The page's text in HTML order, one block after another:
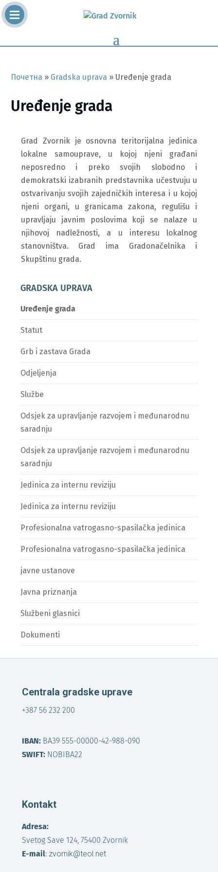
Почетна » Gradska uprava » Uređenje grada
Uređenje grada
Grad Zvornik je osnovna teritorijalna jedinica
lokalne samouprave, u kojoj njeni građani
neposredno i preko svojih slobodno i
demokratski izabranih predstavnika učestvuju u
ostvarivanju svojih zajedničkih interesa i u kojoj
njeni organi, u granicama zakona, regulišu i
upravljaju javnim poslovima koji se nalaze u
njihovoj nadležnosti, a u interesu lokalnog
stanovništva. Grad ima Gradonačelnika i
Skupštinu grada.
GRADSKA UPRAVA
Uređenje grada
Statut
Grb i zastava Grada
Odjeljenja
Službe
Odsjek za upravljanje razvojem i međunarodnu
saradnju
Odsjek za upravljanje razvojem i međunarodnu
saradnju
Jedinica za internu reviziju
Jedinica za internu reviziju
Profesionalna vatrogasno-spasilačka jedinica
Profesionalna vatrogasno-spasilačka jedinica
javne ustanove
Javna priznanja
Službeni glasnici
Dokumenti
Centrala gradske uprave
+387 56 232 200
IBAN:BA39 555-00000-42-988-090
SWIFT:NOBIBA22
Kontakt
Adresa:
Svetog Save 124, 75400 Zvornik
E-mail: zvornik@teol.net